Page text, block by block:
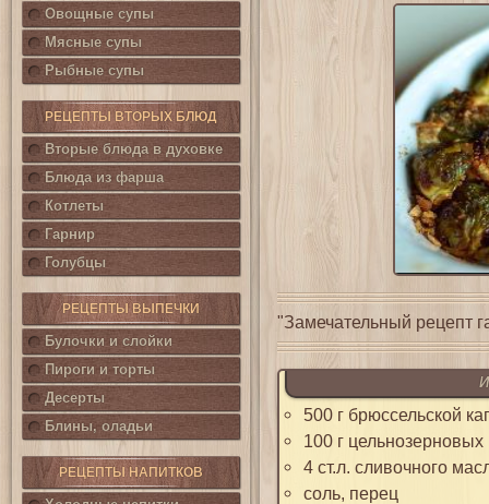
Овощные супы
Мясные супы
Рыбные супы
РЕЦЕПТЫ ВТОРЫХ БЛЮД
Вторые блюда в духовке
Блюда из фарша
Котлеты
Гарнир
Голубцы
РЕЦЕПТЫ ВЫПЕЧКИ
Булочки и слойки
Пироги и торты
Десерты
Блины, оладьи
РЕЦЕПТЫ НАПИТКОВ
"Замечательный рецепт
500 г брюссельской
100 г цельнозерновых
4 ст.л. сливочного
соль, перец